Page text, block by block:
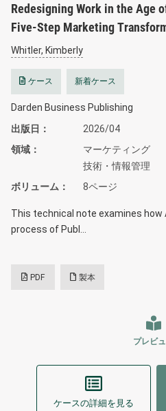
Redesigning Work in the Age
Five-Step Marketing
Whitler, Kimberly
ケース 新着ケース
Darden Business Publishing
出版日
2026/04
領域
マーケティング
技術・情報管理
ボリューム
8ページ
This technical note examines
process of Publ…
PDF 製本
プレビ
ケースの詳細を見る